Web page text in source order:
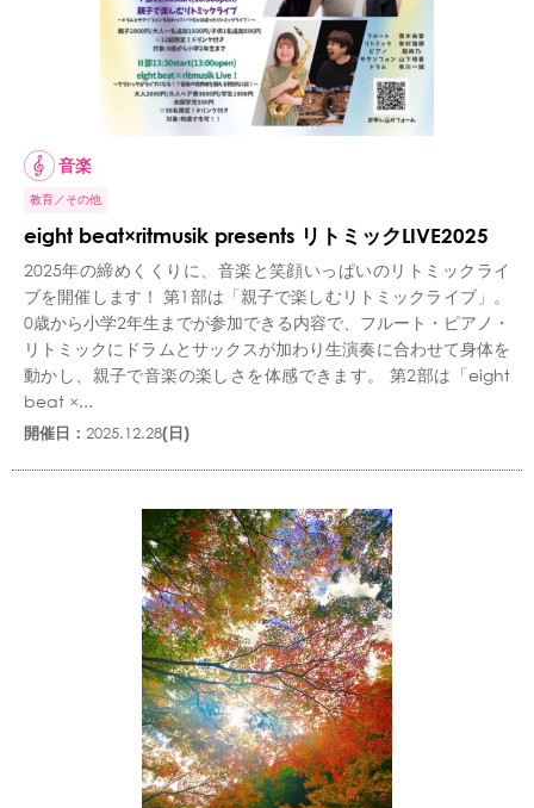
音楽
教育 その他
eight beat×ritmusik presents リトミックLIVE2025
2025年の締めくくりに、音楽と笑顔いっぱいのリトミックライ
ブを開催します！ 第1部は「親子で楽しむリトミックライブ」。
0歳から小学2年生までが参加できる内容で、フルート・ピアノ・
リトミックにドラムとサックスが加わり生演奏に合わせて身体を
動かし、親子で音楽の楽しさを体感できます。 第2部は「eight
beat ×...
開催日： 2025.12.28(日)